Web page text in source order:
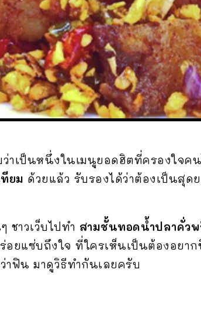
าเป็นหนึ่งในเมนูยอดฮิตที่ครองใจคน
ยม ด้วยแล้ว รับรองได้ว่าต้องเป็นสุ
ชาวเว็บไปทำ สามชั้นทอดน้ำปลาคั่วพ
อยแซ่บถึงใจ ที่ใครเห็นเป็นต้องอยา
าฟิน มาดูวิธีทำกันเลยครับ